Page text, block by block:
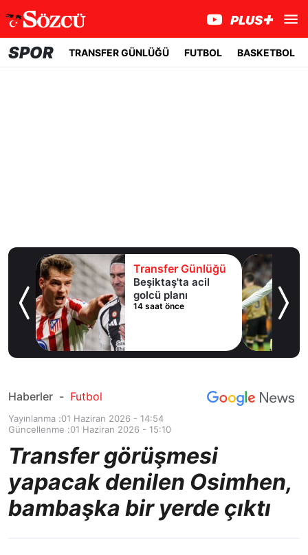
SPOR TRANSFER GÜNLÜĞÜ FUTBOL BASKETBOL
Transfer Günlüğü
Beşiktaş'ta acil
golcü planı
14 saat önce
Haberler - Futbol
Yayınlanma :01 Haziran 2026 - 14:54
Güncellenme :01 Haziran 2026 - 15:10
Transfer görüşmesi
yapacak denilen Osimhen,
bambaşka bir yerde çıktı